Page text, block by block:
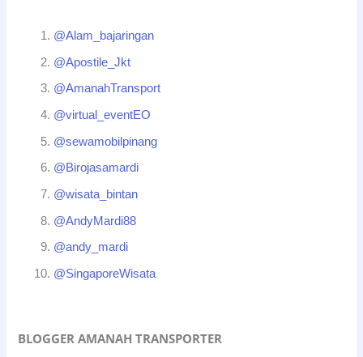
@Alam_bajaringan
@Apostile_Jkt
@AmanahTransport
@virtual_eventEO
@sewamobilpinang
@Birojasamardi
@wisata_bintan
@AndyMardi88
@andy_mardi
@SingaporeWisata
BLOGGER AMANAH TRANSPORTER